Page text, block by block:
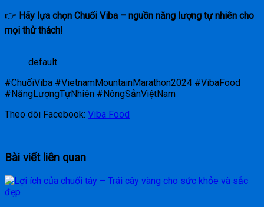
👉 Hãy lựa chọn Chuối Viba – nguồn năng lượng tự nhiên cho
mọi thử thách!
default
#ChuốiViba #VietnamMountainMarathon2024 #VibaFood
#NăngLượngTựNhiên #NôngSảnViệtNam
Theo dõi Facebook: Viba Food
Bài viết liên quan